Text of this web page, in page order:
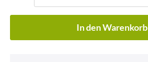
In den Warenkorb